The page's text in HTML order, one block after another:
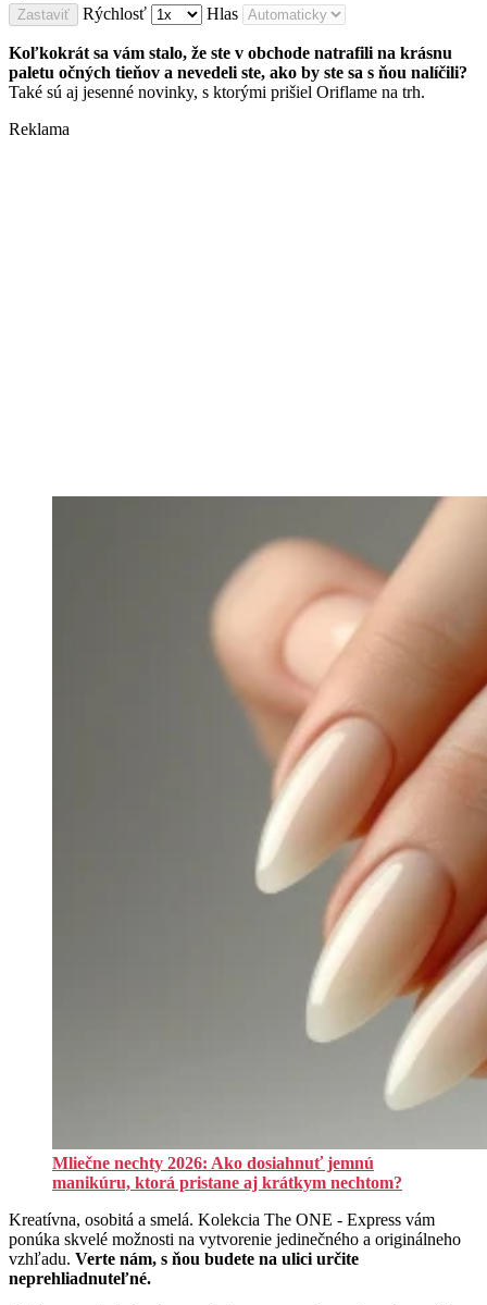
Zastaviť Rýchlosť Hlas
Koľkokrát sa vám stalo, že ste v obchode natrafili na krásnu
paletu očných tieňov a nevedeli ste, ako by ste sa s ňou nalíčili?
Také sú aj jesenné novinky, s ktorými prišiel Oriflame na trh.
Reklama
Mliečne nechty 2026: Ako dosiahnuť jemnú
manikúru, ktorá pristane aj krátkym nechtom?
Kreatívna, osobitá a smelá. Kolekcia The ONE - Express vám
ponúka skvelé možnosti na vytvorenie jedinečného a originálneho
vzhľadu. Verte nám, s ňou budete na ulici určite
neprehliadnuteľné.